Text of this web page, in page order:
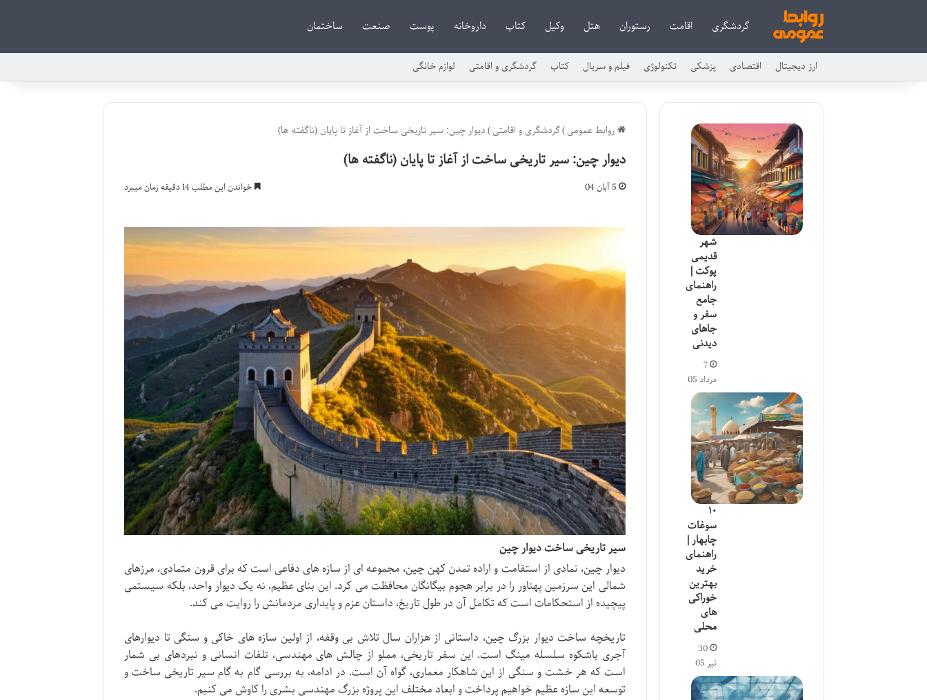
گردشگری اقامت رستوران هتل وکیل کتاب داروخانه پوست صنعت ساختمان
ارز دیجیتال اقتصادی پزشکی تکنولوژی فیلم و سریال کتاب گردشگری و اقامتی لوازم خانگی
روابط عمومی)گردشگری و اقامتی)دیوار چین: سیر تاریخی ساخت از آغاز تا پایان (ناگفته ها)
دیوار چین: سیر تاریخی ساخت از آغاز تا پایان (ناگفته ها)
5 آبان 04 خواندن این مطلب 14 دقیقه زمان میبرد
سیر تاریخی ساخت دیوار چین
دیوار چین، نمادی از استقامت و اراده تمدن کهن چین، مجموعه ای از سازه های دفاعی است که برای قرون متمادی، مرزهای
شمالی این سرزمین پهناور را در برابر هجوم بیگانگان محافظت می کرد. این بنای عظیم، نه یک دیوار واحد، بلکه سیستمی
پیچیده از استحکامات است که تکامل آن در طول تاریخ، داستان عزم و پایداری مردمانش را روایت می کند.
تاریخچه ساخت دیوار بزرگ چین، داستانی از هزاران سال تلاش بی وقفه، از اولین سازه های خاکی و سنگی تا دیوارهای
آجری باشکوه سلسله مینگ است. این سفر تاریخی، مملو از چالش های مهندسی، تلفات انسانی و نبردهای بی شمار
است که هر خشت و سنگی از این شاهکار معماری، گواه آن است. در ادامه، به بررسی گام به گام سیر تاریخی ساخت و
توسعه این سازه عظیم خواهیم پرداخت و ابعاد مختلف این پروژه بزرگ مهندسی بشری را کاوش می کنیم.
شهر
قدیمی
پوکت |
راهنمای
جامع
سفر و
جاهای
دیدنی
7
مرداد 05
۱۰
سوغات
چابهار |
راهنمای
خرید
بهترین
خوراکی
های
محلی
30
تیر 05